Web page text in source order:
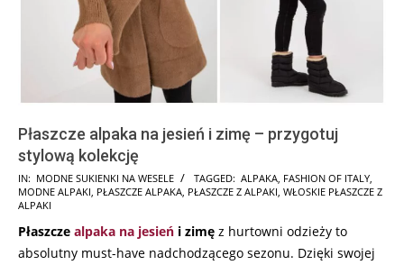
Płaszcze alpaka na jesień i zimę – przygotuj
stylową kolekcję
2024-
08-
IN: MODNE SUKIENKI NA WESELE TAGGED: ALPAKA, FASHION OF ITALY,
MODNE ALPAKI, PŁASZCZE ALPAKA, PŁASZCZE Z ALPAKI, WŁOSKIE PŁASZCZE Z
ALPAKI
Płaszcze alpaka na jesień i zimę z hurtowni odzieży to
absolutny must-have nadchodzącego sezonu. Dzięki swojej